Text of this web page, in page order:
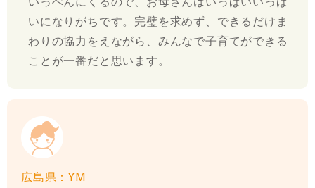
いになりがちです。完璧を求めず、できるだけま
わりの協力をえながら、みんなで子育てができる
ことが一番だと思います。
広島県：YM